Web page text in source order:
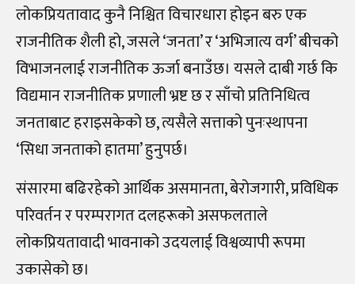
लोकप्रियतावाद कुनै निश्चित विचारधारा होइन बरु एक
राजनीतिक शैली हो, जसले ‘जनता’ र ‘अभिजात्य वर्ग’ बीचको
विभाजनलाई राजनीतिक ऊर्जा बनाउँछ। यसले दाबी गर्छ कि
विद्यमान राजनीतिक प्रणाली भ्रष्ट छ र साँचो प्रतिनिधित्व
जनताबाट हराइसकेको छ, त्यसैले सत्ताको पुनःस्थापना
‘सिधा जनताको हातमा’ हुनुपर्छ।
संसारमा बढिरहेको आर्थिक असमानता, बेरोजगारी, प्रविधिक
परिवर्तन र परम्परागत दलहरूको असफलताले
लोकप्रियतावादी भावनाको उदयलाई विश्वव्यापी रूपमा
उकासेको छ।